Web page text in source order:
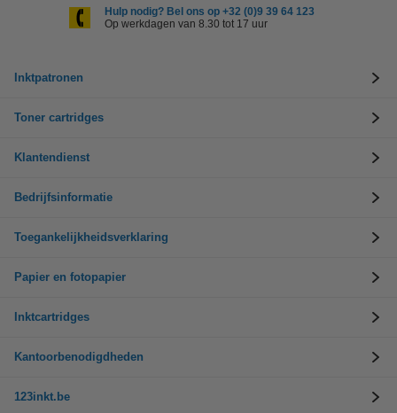
Hulp nodig? Bel ons op +32 (0)9 39 64 123
Op werkdagen van 8.30 tot 17 uur
Inktpatronen
Toner cartridges
Klantendienst
Bedrijfsinformatie
Toegankelijkheidsverklaring
Papier en fotopapier
Inktcartridges
Kantoorbenodigdheden
123inkt.be